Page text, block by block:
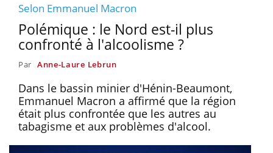
Selon Emmanuel Macron
Polémique : le Nord est-il plus
confronté à l'alcoolisme ?
Par Anne-Laure Lebrun
Dans le bassin minier d'Hénin-Beaumont,
Emmanuel Macron a affirmé que la région
était plus confrontée que les autres au
tabagisme et aux problèmes d'alcool.